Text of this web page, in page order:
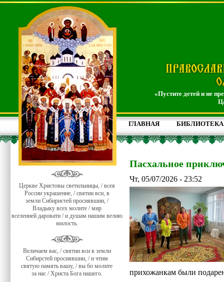
«Пустите детей и не
ГЛАВНАЯ БИБЛИОТЕКА
Церкве Христовы светильницы, / всея
России украшение, / святии вси, в
земли Сибиристей просиявшии, /
Владыку всех молите / мир
вселенней даровати / и душам нашим велию
милость.
Величаем вас, / святии вси в земли
Сибирстей просиявшии, / и чтим
святую память вашу, / вы бо молите
за нас / Христа Бога нашего.
Пасхальное
Чт, 05/07/2026 - 23:52
прихожанкам были